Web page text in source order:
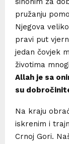
pružanju
Njegova
pravi put
jedan čovjek
životima
Allah je sa
su
Na kraju
iskrenim i
Crnoj Gori.